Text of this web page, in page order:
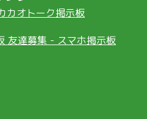
カオトーク掲示板
友達募集 - スマホ掲示板